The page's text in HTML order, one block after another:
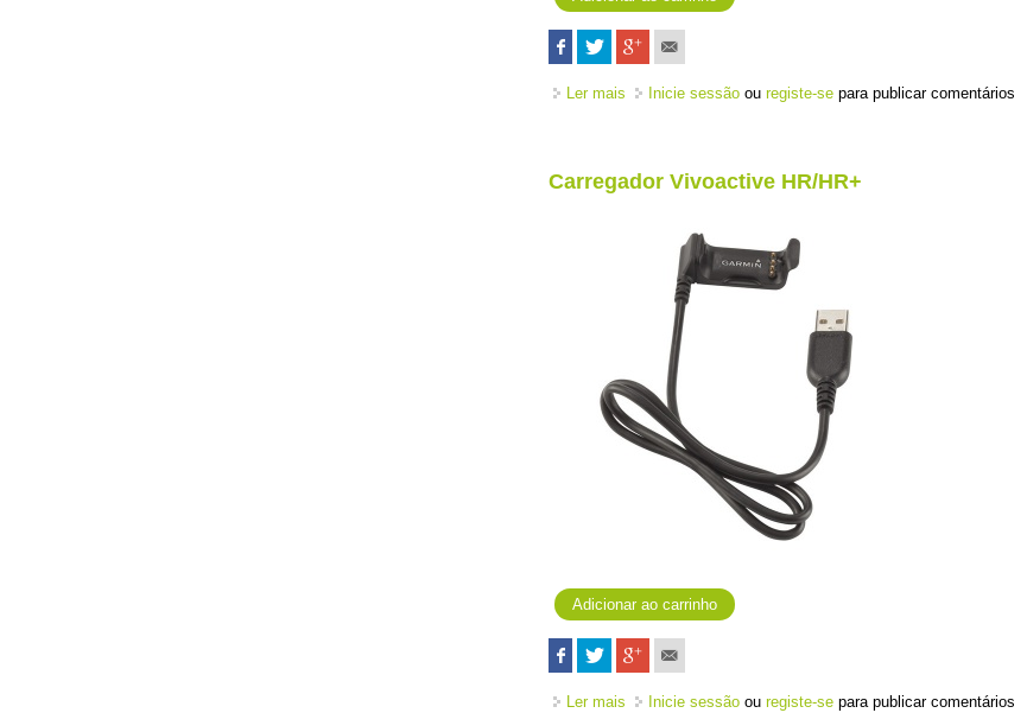
Ler mais acerca de Bracelete 735XT - Preto/Cinza
Inicie sessão ouregiste-se para publicar comentários
Carregador Vivoactive HR/HR+
Ler mais acerca de Carregador Vivoactive HR/HR+
Inicie sessão ouregiste-se para publicar comentários